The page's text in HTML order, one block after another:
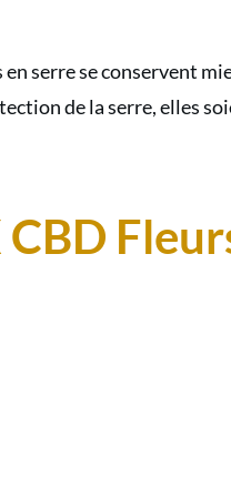
serre se conservent
de la serre, elles